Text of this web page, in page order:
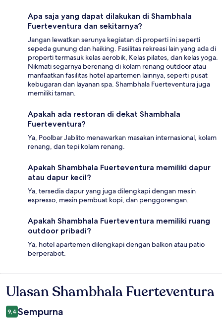
Apa saja yang dapat dilakukan di Shambhala
Fuerteventura dan sekitarnya?
Jangan lewatkan serunya kegiatan di properti ini seperti
sepeda gunung dan haiking. Fasilitas rekreasi lain yang ada di
properti termasuk kelas aerobik, Kelas pilates, dan kelas yoga.
Nikmati segarnya berenang di kolam renang outdoor atau
manfaatkan fasilitas hotel apartemen lainnya, seperti pusat
kebugaran dan layanan spa. Shambhala Fuerteventura juga
memiliki taman.
Apakah ada restoran di dekat Shambhala
Fuerteventura?
Ya, Poolbar Jablito menawarkan masakan internasional, kolam
renang, dan tepi kolam renang.
Apakah Shambhala Fuerteventura memiliki dapur
atau dapur kecil?
Ya, tersedia dapur yang juga dilengkapi dengan mesin
espresso, mesin pembuat kopi, dan penggorengan.
Apakah Shambhala Fuerteventura memiliki ruang
outdoor pribadi?
Ya, hotel apartemen dilengkapi dengan balkon atau patio
berperabot.
Ulasan
Ulasan Shambhala Fuerteventura
9,4 Sempurna